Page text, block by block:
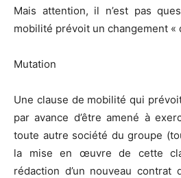
Mais attention, il n’est pas
mobilité prévoit un changement «
Mutation
Une clause de mobilité qui
par avance d’être amené à
toute autre société du groupe
la mise en œuvre de cette
rédaction d’un nouveau